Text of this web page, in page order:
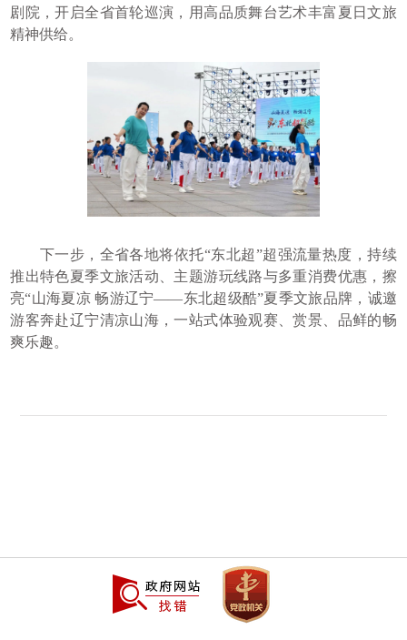
剧院，开启全省首轮巡演，用高品质舞台艺术丰富夏日文旅
精神供给。
下一步，全省各地将依托“东北超”超强流量热度，持续
推出特色夏季文旅活动、主题游玩线路与多重消费优惠，擦
亮“山海夏凉 畅游辽宁——东北超级酷”夏季文旅品牌，诚邀
游客奔赴辽宁清凉山海，一站式体验观赛、赏景、品鲜的畅
爽乐趣。